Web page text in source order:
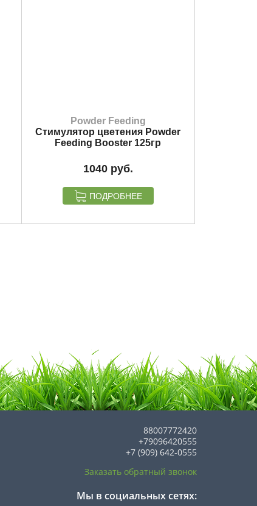
Powder Feeding
Стимулятор цветения Powder
Feeding Booster 125гр
1040
ПОДРОБНЕЕ
88007772420
+79096420555
+7 (909) 642-0555
Заказать обратный звонок
Мы в социальных сетях: